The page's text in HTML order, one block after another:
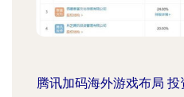
腾讯加码海外游戏布局